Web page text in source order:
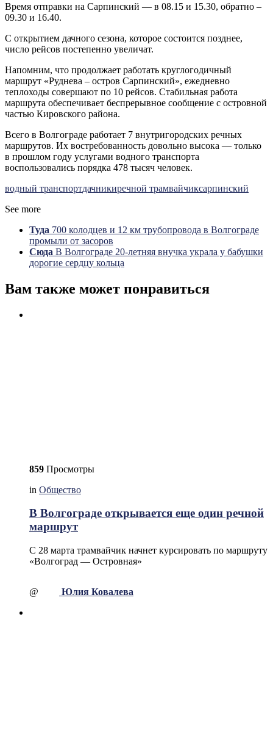
Время отправки на Сарпинский — в 08.15 и 15.30, обратно –
09.30 и 16.40.
С открытием дачного сезона, которое состоится позднее,
число рейсов постепенно увеличат.
Напомним, что продолжает работать круглогодичный
маршрут «Руднева – остров Сарпинский», ежедневно
теплоходы совершают по 10 рейсов. Стабильная работа
маршрута обеспечивает беспрерывное сообщение с островной
частью Кировского района.
Всего в Волгограде работает 7 внутригородских речных
маршрутов. Их востребованность довольно высока — только
в прошлом году услугами водного транспорта
воспользовались порядка 478 тысяч человек.
водный транспортдачникиречной трамвайчиксарпинский
See more
Туда 700 колодцев и 12 км трубопровода в Волгограде
промыли от засоров
Сюда В Волгограде 20-летняя внучка украла у бабушки
дорогие сердцу кольца
Вам также может понравиться
859 Просмотры
in Общество
В Волгограде открывается еще один речной
маршрут
С 28 марта трамвайчик начнет курсировать по маршруту
«Волгоград — Островная»
@ Юлия Ковалева